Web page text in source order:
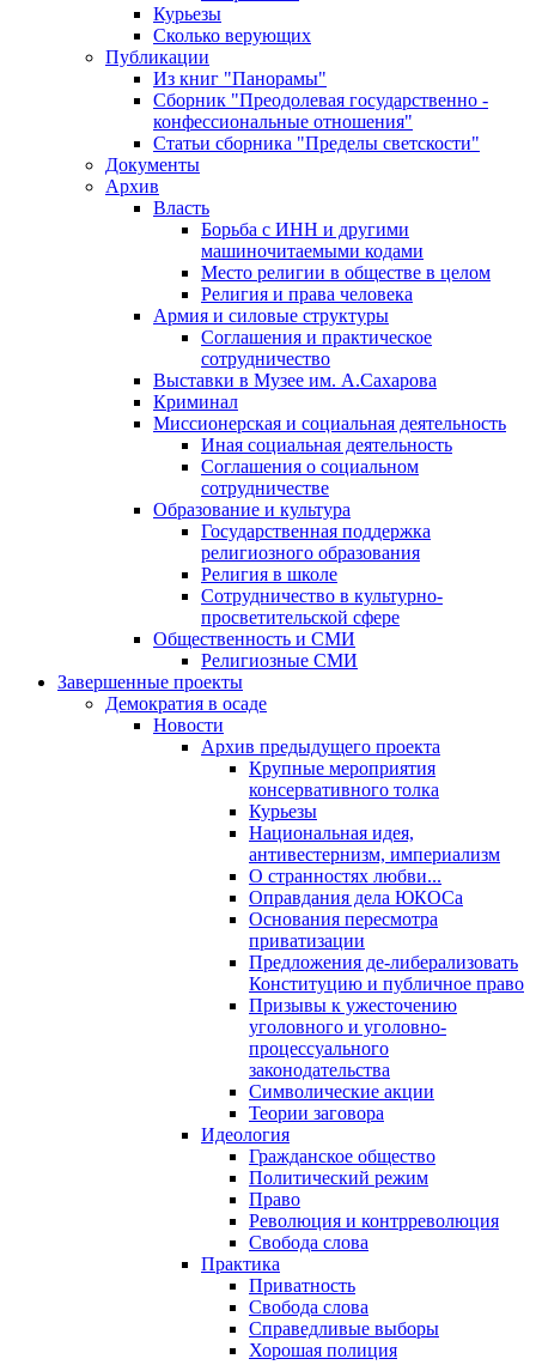
Курьезы
Сколько верующих
Публикации
Из книг "Панорамы"
Сборник "Преодолевая государственно -
конфессиональные отношения"
Статьи сборника "Пределы светскости"
Документы
Архив
Власть
Борьба с ИНН и другими
машиночитаемыми кодами
Место религии в обществе в целом
Религия и права человека
Армия и силовые структуры
Соглашения и практическое
сотрудничество
Выставки в Музее им. А.Сахарова
Криминал
Миссионерская и социальная деятельность
Иная социальная деятельность
Соглашения о социальном
сотрудничестве
Образование и культура
Государственная поддержка
религиозного образования
Религия в школе
Сотрудничество в культурно-
просветительской сфере
Общественность и СМИ
Религиозные СМИ
Завершенные проекты
Демократия в осаде
Новости
Архив предыдущего проекта
Крупные мероприятия
консервативного толка
Курьезы
Национальная идея,
антивестернизм, империализм
О странностях любви...
Оправдания дела ЮКОСа
Основания пересмотра
приватизации
Предложения де-либерализовать
Конституцию и публичное право
Призывы к ужесточению
уголовного и уголовно-
процессуального
законодательства
Символические акции
Теории заговора
Идеология
Гражданское общество
Политический режим
Право
Революция и контрреволюция
Свобода слова
Практика
Приватность
Свобода слова
Справедливые выборы
Хорошая полиция